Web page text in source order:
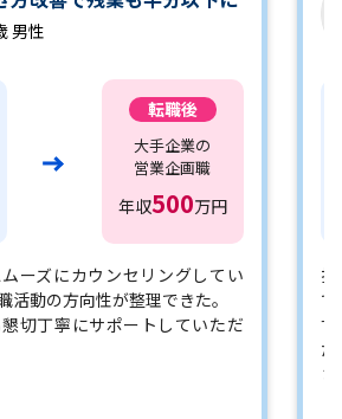
男性
転職後
大手企業の
営業企画職
年収500万円
ーズにカウンセリングしてい
活動の方向性が整理できた。
切丁寧にサポートしていただ